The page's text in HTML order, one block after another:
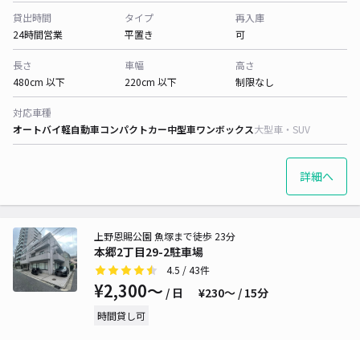
貸出時間
24時間営業
タイプ
平置き
再入庫
可
長さ
480cm 以下
車幅
220cm 以下
高さ
制限なし
対応車種
オートバイ軽自動車コンパクトカー中型車ワンボックス大型車・SUV
詳細へ
本郷2丁目29-2駐車場
上野恩賜公園 魚塚まで徒歩 23分
4.5 / 43件
¥2,300〜 / 日 ¥230〜 / 15分
時間貸し可